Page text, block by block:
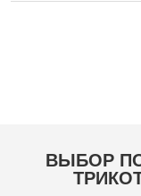
ВЫБОР